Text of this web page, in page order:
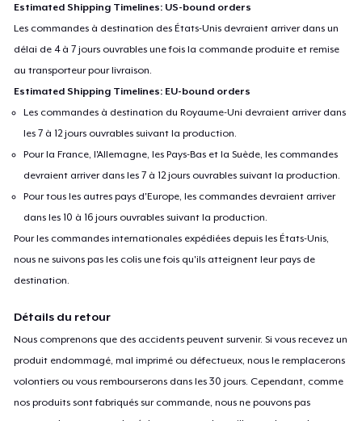
Estimated Shipping Timelines: US-bound orders
Les commandes à destination des États-Unis devraient arriver dans un
délai de 4 à 7 jours ouvrables une fois la commande produite et remise
au transporteur pour livraison.
Estimated Shipping Timelines: EU-bound orders
Les commandes à destination du Royaume-Uni devraient arriver dans
les 7 à 12 jours ouvrables suivant la production.
Pour la France, l'Allemagne, les Pays-Bas et la Suède, les commandes
devraient arriver dans les 7 à 12 jours ouvrables suivant la production.
Pour tous les autres pays d'Europe, les commandes devraient arriver
dans les 10 à 16 jours ouvrables suivant la production.
Pour les commandes internationales expédiées depuis les États-Unis,
nous ne suivons pas les colis une fois qu'ils atteignent leur pays de
destination.
Détails du retour
Nous comprenons que des accidents peuvent survenir. Si vous recevez un
produit endommagé, mal imprimé ou défectueux, nous le remplacerons
volontiers ou vous rembourserons dans les 30 jours. Cependant, comme
nos produits sont fabriqués sur commande, nous ne pouvons pas